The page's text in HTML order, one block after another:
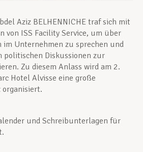
Aziz BELHENNICHE traf sich mit
von ISS Facility Service, um über
Unternehmen zu sprechen und
Diskussionen zur
Zu diesem Anlass wird am 2.
Hotel Alvisse eine große
organisiert.
und Schreibunterlagen für